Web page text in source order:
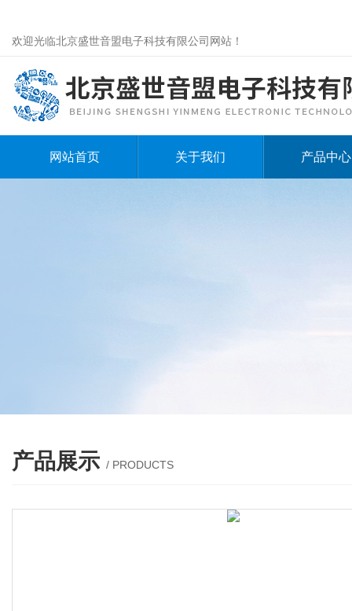
欢迎光临北京盛世音盟电子科技有限公司网站！
网站首页 关于我们 产品中心
产品展示 / PRODUCTS